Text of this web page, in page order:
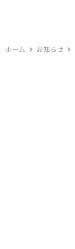
ホーム お知らせ